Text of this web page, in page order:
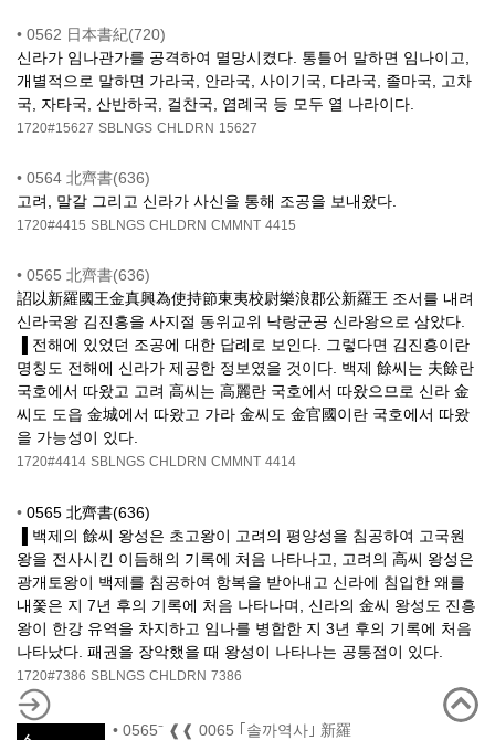
• 0562 日本書紀(720)
신라가 임나관가를 공격하여 멸망시켰다. 통틀어 말하면 임나이고,
개별적으로 말하면 가라국, 안라국, 사이기국, 다라국, 졸마국, 고차
국, 자타국, 산반하국, 걸찬국, 염례국 등 모두 열 나라이다.
1720#15627 SBLNGS CHLDRN 15627
• 0564 北齊書(636)
고려, 말갈 그리고 신라가 사신을 통해 조공을 보내왔다.
1720#4415 SBLNGS CHLDRN CMMNT 4415
• 0565 北齊書(636)
詔以新羅國王金真興為使持節東夷校尉樂浪郡公新羅王 조서를 내려
신라국왕 김진흥을 사지절 동위교위 낙랑군공 신라왕으로 삼았다.
▐ 전해에 있었던 조공에 대한 답례로 보인다. 그렇다면 김진흥이란
명칭도 전해에 신라가 제공한 정보였을 것이다. 백제 餘씨는 夫餘란
국호에서 따왔고 고려 高씨는 高麗란 국호에서 따왔으므로 신라 金
씨도 도읍 金城에서 따왔고 가라 金씨도 金官國이란 국호에서 따왔
을 가능성이 있다.
1720#4414 SBLNGS CHLDRN CMMNT 4414
• 0565 北齊書(636)
▐ 백제의 餘씨 왕성은 초고왕이 고려의 평양성을 침공하여 고국원
왕을 전사시킨 이듬해의 기록에 처음 나타나고, 고려의 高씨 왕성은
광개토왕이 백제를 침공하여 항복을 받아내고 신라에 침입한 왜를
내쫓은 지 7년 후의 기록에 처음 나타나며, 신라의 金씨 왕성도 진흥
왕이 한강 유역을 차지하고 임나를 병합한 지 3년 후의 기록에 처음
나타났다. 패권을 장악했을 때 왕성이 나타나는 공통점이 있다.
1720#7386 SBLNGS CHLDRN 7386
• 0565⁻ ❰❰ 0065 ｢솔까역사｣ 新羅